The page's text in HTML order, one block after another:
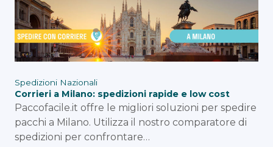
Spedizioni Nazionali
Corrieri a Milano: spedizioni rapide e low cost
Paccofacile.it offre le migliori soluzioni per spedire
pacchi a Milano. Utilizza il nostro comparatore di
spedizioni per confrontare…